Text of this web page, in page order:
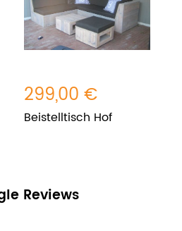
299,00 €
Beistelltisch Hof
Reviews